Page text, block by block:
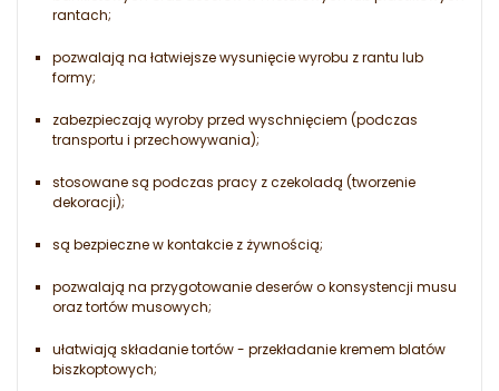
rantach;
pozwalają na łatwiejsze wysunięcie wyrobu z rantu lub
formy;
zabezpieczają wyroby przed wyschnięciem (podczas
transportu i przechowywania);
stosowane są podczas pracy z czekoladą (tworzenie
dekoracji);
są bezpieczne w kontakcie z żywnością;
pozwalają na przygotowanie deserów o konsystencji musu
oraz tortów musowych;
ułatwiają składanie tortów - przekładanie kremem blatów
biszkoptowych;